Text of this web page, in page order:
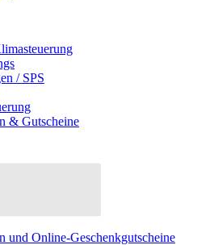
/ SPS
& Gutscheine
und Online-Geschenkgutscheine